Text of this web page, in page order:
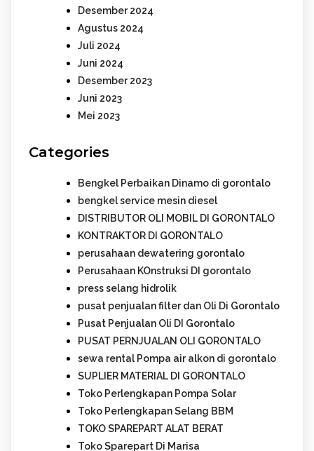
Desember 2024
Agustus 2024
Juli 2024
Juni 2024
Desember 2023
Juni 2023
Mei 2023
Categories
Bengkel Perbaikan Dinamo di gorontalo
bengkel service mesin diesel
DISTRIBUTOR OLI MOBIL DI GORONTALO
KONTRAKTOR DI GORONTALO
perusahaan dewatering gorontalo
Perusahaan KOnstruksi DI gorontalo
press selang hidrolik
pusat penjualan filter dan Oli Di Gorontalo
Pusat Penjualan Oli DI Gorontalo
PUSAT PERNJUALAN OLI GORONTALO
sewa rental Pompa air alkon di gorontalo
SUPLIER MATERIAL DI GORONTALO
Toko Perlengkapan Pompa Solar
Toko Perlengkapan Selang BBM
TOKO SPAREPART ALAT BERAT
Toko Sparepart Di Marisa